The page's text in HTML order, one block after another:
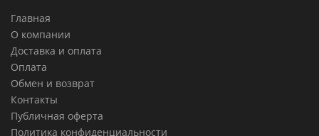
Главная
О компании
Доставка и оплата
Оплата
Обмен и возврат
Контакты
Публичная оферта
Политика конфиденциальности